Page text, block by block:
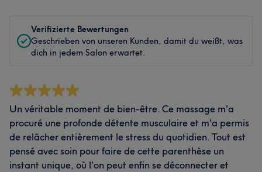
Verifizierte Bewertungen
Geschrieben von unseren Kunden, damit du weißt, was
dich in jedem Salon erwartet.
Un véritable moment de bien-être. Ce massage m'a
procuré une profonde détente musculaire et m'a permis
de relâcher entièrement le stress du quotidien. Tout est
pensé avec soin pour faire de cette parenthèse un
instant unique, où l'on peut enfin se déconnecter et